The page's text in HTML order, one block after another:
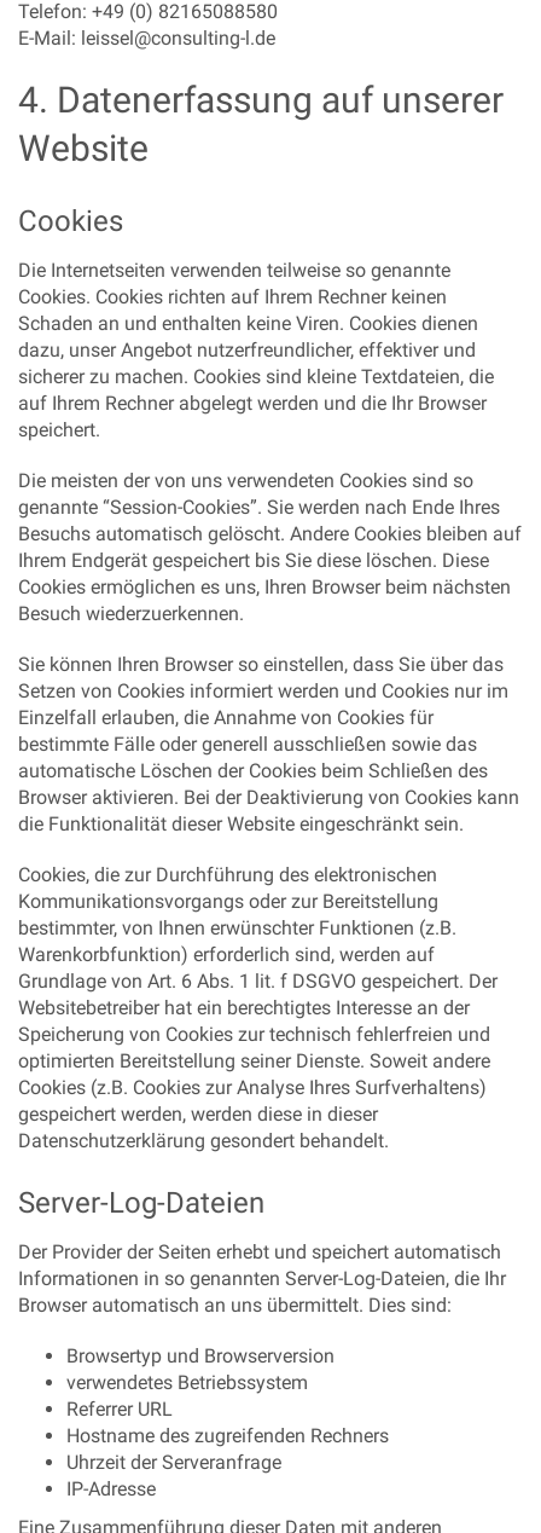
Telefon: +49 (0) 82165088580
E-Mail: leissel@consulting-l.de
4. Datenerfassung auf unserer
Website
Cookies
Die Internetseiten verwenden teilweise so genannte
Cookies. Cookies richten auf Ihrem Rechner keinen
Schaden an und enthalten keine Viren. Cookies dienen
dazu, unser Angebot nutzerfreundlicher, effektiver und
sicherer zu machen. Cookies sind kleine Textdateien, die
auf Ihrem Rechner abgelegt werden und die Ihr Browser
speichert.
Die meisten der von uns verwendeten Cookies sind so
genannte “Session-Cookies”. Sie werden nach Ende Ihres
Besuchs automatisch gelöscht. Andere Cookies bleiben auf
Ihrem Endgerät gespeichert bis Sie diese löschen. Diese
Cookies ermöglichen es uns, Ihren Browser beim nächsten
Besuch wiederzuerkennen.
Sie können Ihren Browser so einstellen, dass Sie über das
Setzen von Cookies informiert werden und Cookies nur im
Einzelfall erlauben, die Annahme von Cookies für
bestimmte Fälle oder generell ausschließen sowie das
automatische Löschen der Cookies beim Schließen des
Browser aktivieren. Bei der Deaktivierung von Cookies kann
die Funktionalität dieser Website eingeschränkt sein.
Cookies, die zur Durchführung des elektronischen
Kommunikationsvorgangs oder zur Bereitstellung
bestimmter, von Ihnen erwünschter Funktionen (z.B.
Warenkorbfunktion) erforderlich sind, werden auf
Grundlage von Art. 6 Abs. 1 lit. f DSGVO gespeichert. Der
Websitebetreiber hat ein berechtigtes Interesse an der
Speicherung von Cookies zur technisch fehlerfreien und
optimierten Bereitstellung seiner Dienste. Soweit andere
Cookies (z.B. Cookies zur Analyse Ihres Surfverhaltens)
gespeichert werden, werden diese in dieser
Datenschutzerklärung gesondert behandelt.
Server-Log-Dateien
Der Provider der Seiten erhebt und speichert automatisch
Informationen in so genannten Server-Log-Dateien, die Ihr
Browser automatisch an uns übermittelt. Dies sind:
Browsertyp und Browserversion
verwendetes Betriebssystem
Referrer URL
Hostname des zugreifenden Rechners
Uhrzeit der Serveranfrage
IP-Adresse
Eine Zusammenführung dieser Daten mit anderen